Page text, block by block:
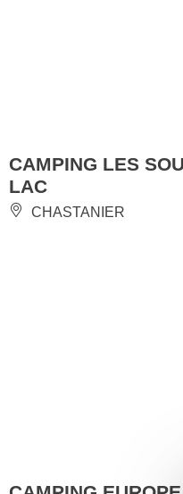
CAMPING LES
LAC
CHASTANIER